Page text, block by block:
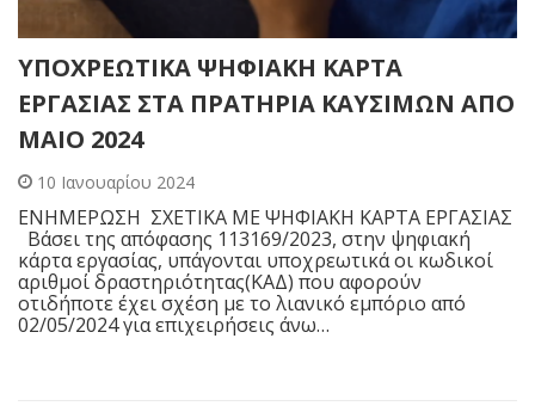
ΥΠΟΧΡΕΩΤΙΚΑ ΨΗΦΙΑΚΗ ΚΑΡΤΑ
ΕΡΓΑΣΙΑΣ ΣΤΑ ΠΡΑΤΗΡΙΑ ΚΑΥΣΙΜΩΝ ΑΠΟ
ΜΑΙΟ 2024
10 Ιανουαρίου 2024
ΕΝΗΜΕΡΩΣΗ ΣΧΕΤΙΚΑ ΜΕ ΨΗΦΙΑΚΗ ΚΑΡΤΑ ΕΡΓΑΣΙΑΣ
Βάσει της απόφασης 113169/2023, στην ψηφιακή
κάρτα εργασίας, υπάγονται υποχρεωτικά οι κωδικοί
αριθμοί δραστηριότητας(ΚΑΔ) που αφορούν
οτιδήποτε έχει σχέση με το λιανικό εμπόριο από
02/05/2024 για επιχειρήσεις άνω…